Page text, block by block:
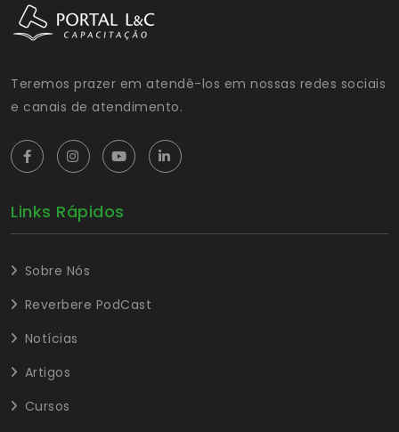
Teremos prazer em atendê-los em nossas redes sociais
e canais de atendimento.
Links Rápidos
Sobre Nós
Reverbere PodCast
Notícias
Artigos
Cursos